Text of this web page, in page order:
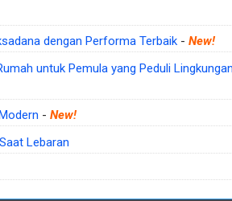
dengan Performa Terbaik- New!
untuk Pemula yang Peduli
- New!
Lebaran